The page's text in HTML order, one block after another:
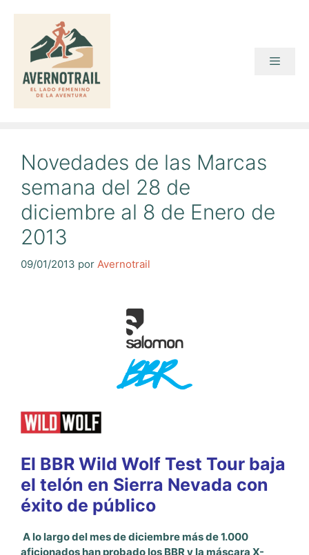
contenido
Novedades de las Marcas
semana del 28 de
diciembre al 8 de Enero de
2013
09/01/2013 por Avernotrail
El BBR Wild Wolf Test Tour baja
el telón en Sierra Nevada con
éxito de público
A lo largo del mes de diciembre más de 1.000
aficionados han probado los BBR y la máscara X-